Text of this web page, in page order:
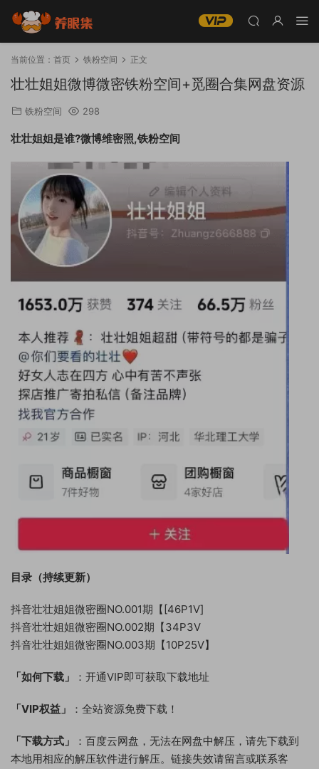
当前位置： 首页 铁粉空间 正文
壮壮姐姐微博微密铁粉空间+觅圈合集网盘资源
铁粉空间 298
壮壮姐姐是谁?微博维密照,铁粉空间
目录（持续更新）
抖音壮壮姐姐微密圈NO.001期【[46P1V]
抖音壮壮姐姐微密圈NO.002期【34P3V
抖音壮壮姐姐微密圈NO.003期【10P25V】
「如何下载」 ：开通VIP即可获取下载地址
「VIP权益」 ：全站资源免费下载！
「下载方式」
：百度云网盘，无法在网盘中解压，请先下载到
本地用相应的解压软件进行解压。链接失效请留言或联系客